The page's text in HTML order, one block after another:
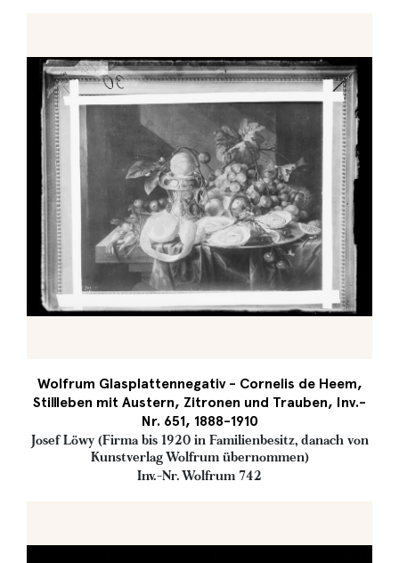
Wolfrum Glasplattennegativ - Cornelis de Heem,
Stillleben mit Austern, Zitronen und Trauben, Inv.-
Nr. 651, 1888-1910
Josef Löwy (Firma bis 1920 in Familienbesitz, danach von
Kunstverlag Wolfrum übernommen)
Inv.-Nr. Wolfrum 742